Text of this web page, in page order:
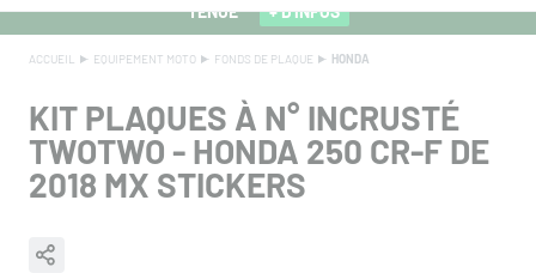
TENUE
+ D'INFOS
ACCUEIL EQUIPEMENT MOTO FONDS DE PLAQUE HONDA
KIT PLAQUES À N° INCRUSTÉ
TWOTWO - HONDA 250 CR-F DE
2018 MX STICKERS